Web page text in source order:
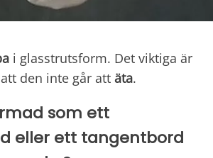
i glasstrutsform. Det viktiga är
den inte går att äta.
som ett
eller ett tangentbord